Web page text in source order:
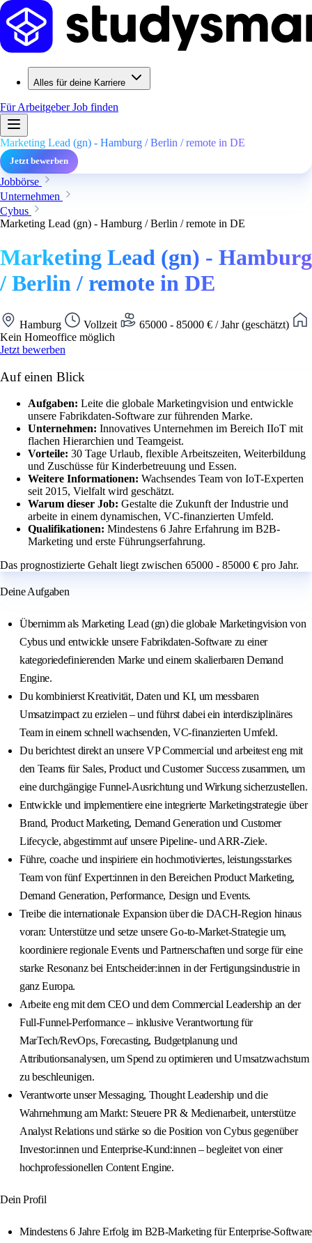
Alles für deine Karriere
Für ArbeitgeberJob finden
Marketing Lead (gn) - Hamburg / Berlin / remote in DE
Jetzt bewerben
Jobbörse
Unternehmen
Cybus
Marketing Lead (gn) - Hamburg / Berlin / remote in DE
Marketing Lead (gn) - Hamburg
/ Berlin / remote in DE
Hamburg Vollzeit
65000 - 85000 € / Jahr (geschätzt)
Kein Homeoffice möglich
Jetzt bewerben
Auf einen Blick
Aufgaben: Leite die globale Marketingvision und entwickle
unsere Fabrikdaten-Software zur führenden Marke.
Unternehmen: Innovatives Unternehmen im Bereich IIoT mit
flachen Hierarchien und Teamgeist.
Vorteile: 30 Tage Urlaub, flexible Arbeitszeiten, Weiterbildung
und Zuschüsse für Kinderbetreuung und Essen.
Weitere Informationen: Wachsendes Team von IoT-Experten
seit 2015, Vielfalt wird geschätzt.
Warum dieser Job: Gestalte die Zukunft der Industrie und
arbeite in einem dynamischen, VC-finanzierten Umfeld.
Qualifikationen: Mindestens 6 Jahre Erfahrung im B2B-
Marketing und erste Führungserfahrung.
Das prognostizierte Gehalt liegt zwischen 65000 - 85000 € pro Jahr.
Deine Aufgaben
Übernimm als Marketing Lead (gn) die globale Marketingvision von
Cybus und entwickle unsere Fabrikdaten-Software zu einer
kategoriedefinierenden Marke und einem skalierbaren Demand
Engine.
Du kombinierst Kreativität, Daten und KI, um messbaren
Umsatzimpact zu erzielen – und führst dabei ein interdisziplinäres
Team in einem schnell wachsenden, VC-finanzierten Umfeld.
Du berichtest direkt an unsere VP Commercial und arbeitest eng mit
den Teams für Sales, Product und Customer Success zusammen, um
eine durchgängige Funnel-Ausrichtung und Wirkung sicherzustellen.
Entwickle und implementiere eine integrierte Marketingstrategie über
Brand, Product Marketing, Demand Generation und Customer
Lifecycle, abgestimmt auf unsere Pipeline- und ARR-Ziele.
Führe, coache und inspiriere ein hochmotiviertes, leistungsstarkes
Team von fünf Expert:innen in den Bereichen Product Marketing,
Demand Generation, Performance, Design und Events.
Treibe die internationale Expansion über die DACH-Region hinaus
voran: Unterstütze und setze unsere Go-to-Market-Strategie um,
koordiniere regionale Events und Partnerschaften und sorge für eine
starke Resonanz bei Entscheider:innen in der Fertigungsindustrie in
ganz Europa.
Arbeite eng mit dem CEO und dem Commercial Leadership an der
Full-Funnel-Performance – inklusive Verantwortung für
MarTech/RevOps, Forecasting, Budgetplanung und
Attributionsanalysen, um Spend zu optimieren und Umsatzwachstum
zu beschleunigen.
Verantworte unser Messaging, Thought Leadership und die
Wahrnehmung am Markt: Steuere PR & Medienarbeit, unterstütze
Analyst Relations und stärke so die Position von Cybus gegenüber
Investor:innen und Enterprise-Kund:innen – begleitet von einer
hochprofessionellen Content Engine.
Dein Profil
Mindestens 6 Jahre Erfolg im B2B-Marketing für Enterprise-Software